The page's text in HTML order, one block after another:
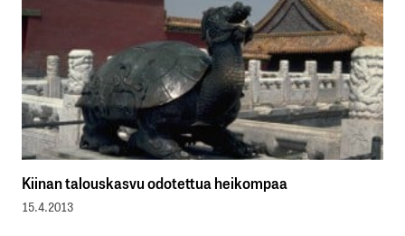
Kiinan talouskasvu odotettua heikompaa
15.4.2013